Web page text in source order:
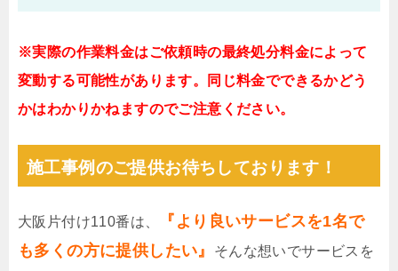
※実際の作業料金はご依頼時の最終処分料金によって
変動する可能性があります。同じ料金でできるかどう
かはわかりかねますのでご注意ください。
施工事例のご提供お待ちしております！
大阪片付け110番は、
『より良いサービスを1名で
も多くの方に提供したい』
そんな想いでサービスを